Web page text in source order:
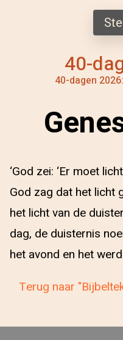
40-
40-dagen
‘God zei: ‘Er moet
God zag dat het licht
het licht van de
dag, de duisternis
het avond en het
Terug naar